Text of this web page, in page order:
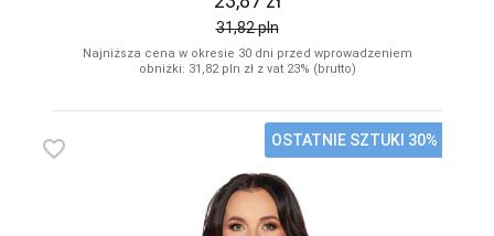
31,82pln
Najniższa cena w okresie 30 dni przed wprowadzeniem
obniżki: 31,82 pln zł z vat 23% (brutto)
favorite_border OSTATNIE SZTUKI 30%